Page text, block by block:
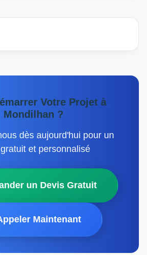
Votre Projet à
Mondilhan ?
dès aujourd'hui pour un
et personnalisé
un Devis Gratuit
Maintenant